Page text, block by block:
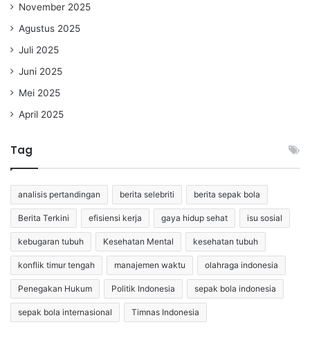
November 2025
Agustus 2025
Juli 2025
Juni 2025
Mei 2025
April 2025
Tag
analisis pertandingan berita selebriti berita sepak bola
Berita Terkini efisiensi kerja gaya hidup sehat isu sosial
kebugaran tubuh Kesehatan Mental kesehatan tubuh
konflik timur tengah manajemen waktu olahraga indonesia
Penegakan Hukum Politik Indonesia sepak bola indonesia
sepak bola internasional Timnas Indonesia